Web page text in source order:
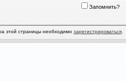
Запомнить?
этой страницы необходимо зарегистрироваться